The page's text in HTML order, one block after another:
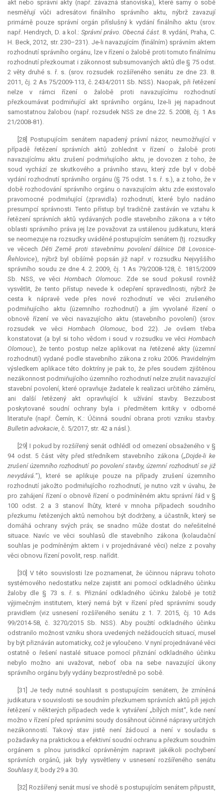
akt nebo správní akty (např. závazná stanoviska), které samy o sobě
nesměřují vůči adresátovi finálního správního aktu, nýbrž zavazují
primárně pouze správní orgán příslušný k vydání finálního aktu (srov.
např. Hendrych, D. a kol.:Správní právo. Obecná část. 8. vydání, Praha, C.
H. Beck, 2012, str. 230–231). Je-li navazujícím (finálním) správním aktem
rozhodnutí správního orgánu, lze v řízení o žalobě proti tomuto finálnímu
rozhodnutí přezkoumat i zákonnost subsumovaných aktů dle § 75 odst.
2 věty druhé s. ř. s. (srov. rozsudek rozšířeného senátu ze dne 23. 8.
2011, čj. 2 As 75/2009-113, č. 2434/2011 Sb. NSS). Naopak, při řetězení
nelze v rámci řízení o žalobě proti navazujícímu rozhodnutí
přezkoumávat podmiňující akt správního orgánu, lze-li jej napadnout
samostatnou žalobou (např. rozsudek NSS ze dne 22. 5. 2008, čj. 1 As
21/2008-81).
[28] Postupujícím senátem napadený právní názor, neumožňující v
případě řetězení správních aktů zohlednit v řízení o žalobě proti
navazujícímu aktu zrušení podmiňujícího aktu, je dovozen z toho, že
soud vychází ze skutkového a právního stavu, který zde byl v době
vydání rozhodnutí správního orgánu (§ 75 odst. 1 s. ř. s.), a z toho, že v
době rozhodování správního orgánu o navazujícím aktu zde existovalo
pravomocné podmiňující (zpravidla) rozhodnutí, které bylo nadáno
presumpcí správnosti. Tento přístup byl tradičně zastáván ve vztahu k
řetězení správních aktů vydávaných podle stavebního zákona a v této
oblasti správního práva jej lze považovat za ustálenou judikaturu, která
se neomezuje na rozsudky uváděné postupujícím senátem (tj. rozsudky
ve věcech Děti Země proti stavebnímu povolení dálnice D8 Lovosice-
Řehlovice), nýbrž byl obšírně popsán již např. v rozsudku Nejvyššího
správního soudu ze dne 4. 2. 2009, čj. 1 As 79/2008-128, č. 1815/2009
Sb. NSS, ve věciHornbach Olomouc. Zde se soud pokusil rovněž
vysvětlit, že tento přístup nevede k odepření spravedlnosti, nýbrž že
cesta k nápravě vede přes nové rozhodnutí ve věci zrušeného
podmiňujícího aktu (územního rozhodnutí) a jím vyvolané řízení o
obnově řízení ve věci navazujícího aktu (stavebního povolení) (srov.
rozsudek ve věci Hornbach Olomouc, bod 22). Je ovšem třeba
konstatovat (a byl si toho vědom i soud v rozsudku ve věci Hornbach
Olomouc), že tento postup nelze aplikovat na řetězené akty (územní
rozhodnutí) vydané podle stavebního zákona z roku 2006. Pravidelným
výsledkem aplikace této doktríny je pak to, že přes soudem zjištěnou
nezákonnost podmiňujícího územního rozhodnutí nelze zrušit navazující
stavební povolení, které opravňuje žadatele k realizaci určitého záměru,
ani další řetězený akt opravňující k užívání stavby. Bezzubost
poskytované soudní ochrany byla i předmětem kritiky v odborné
literatuře (např. Černín, K.: Účinná soudní obrana proti vzniku stavby.
Bulletin advokacie, č. 5/2017, str. 42 a násl.).
[29] I pokud by rozšířený senát odhlédl od omezení obsaženého v §
94 odst. 5 část věty před středníkem stavebního zákona („Dojde-li ke
zrušení územního rozhodnutí po povolení stavby, územní rozhodnutí se již
nevydává.“), které se aplikuje pouze na případy zrušení územního
rozhodnutí jakožto podmiňujícího rozhodnutí, je nutno vzít v úvahu, že
pro zahájení řízení o obnově řízení o podmíněném aktu správní řád v §
100 odst. 2 a 3 stanoví lhůty, které v mnoha případech soudního
přezkumu řetězených aktů nemohou být dodrženy, a účastník, který se
domáhá ochrany svých práv, se snadno může dostat do neřešitelné
situace. Navíc ve věci souhlasů dle stavebního zákona (kolaudační
souhlas je podmíněným aktem i v projednávané věci) nelze z povahy
věci obnovu řízení povolit, resp. nařídit.
[30] V této souvislosti lze poznamenat, že účinnou nápravu tohoto
systémového nedostatku nelze zajistit ani pomocí odkladného účinku
žaloby dle § 73 s. ř. s. Přiznání odkladného účinku žalobě je totiž
výjimečným institutem, který nemá být v řízení před správními soudy
pravidlem (viz usnesení rozšířeného senátu z 1. 7. 2015, čj. 10 Ads
99/2014-58, č. 3270/2015 Sb. NSS). Aby použití odkladného účinku
odstranilo možnost vzniku shora uvedených nežádoucích situací, musel
by být přiznáván automaticky, což je vyloučeno. V nyní projednávané věci
ostatně o řešení nastalé situace pomocí přiznání odkladného účinku
nebylo možno ani uvažovat, neboť oba na sebe navazující úkony
správního orgánu byly vydány bezprostředně po sobě.
[31] Je tedy nutné souhlasit s postupujícím senátem, že zmíněná
judikatura v souvislosti se soudním přezkumem správních aktů při jejich
řetězení v některých případech vede k vytváření „bílých míst“, kde není
možno v řízení před správními soudy dosáhnout účinné nápravy určitých
nezákonností. Takový stav jistě není žádoucí a není v souladu s
požadavky na praktickou a efektivní soudní ochranu a přezkum soudním
orgánem s plnou jurisdikcí oprávněným napravit jakékoli pochybení
správních orgánů, jak byly vysvětleny v usnesení rozšířeného senátu
Souhlasy II, body 29 a 30.
[32] Rozšířený senát musí ve shodě s postupujícím senátem připustit,